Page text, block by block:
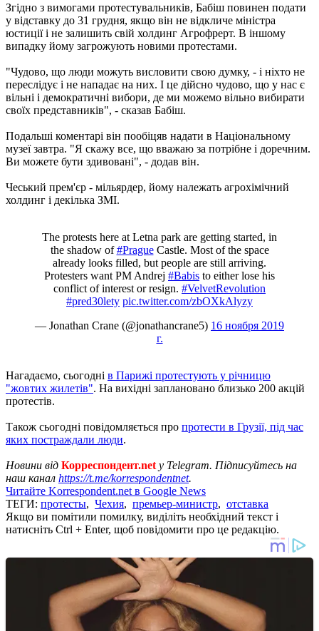
Згідно з вимогами протестувальників, Бабіш повинен подати
у відставку до 31 грудня, якщо він не відкличе міністра
юстиції і не залишить свій холдинг Агрофрерт. В іншому
випадку йому загрожують новими протестами.
"Чудово, що люди можуть висловити свою думку, - і ніхто не
переслідує і не нападає на них. І це дійсно чудово, що у нас є
вільні і демократичні вибори, де ми можемо вільно вибирати
своїх представників", - сказав Бабіш.
Подальші коментарі він пообіцяв надати в Національному
музеї завтра. "Я скажу все, що вважаю за потрібне і доречним.
Ви можете бути здивовані", - додав він.
Чеський прем'єр - мільярдер, йому належать агрохімічний
холдинг і декілька ЗМІ.
The protests here at Letna park are getting started, in
the shadow of#PragueCastle. Most of the space
already looks filled, but people are still arriving.
Protesters want PM Andrej #Babis to either lose his
conflict of interest or resign. #VelvetRevolution
#pred30lety pic.twitter.com/zbOXkAlyzy
— Jonathan Crane (@jonathancrane5) 16 ноября 2019
г.
Нагадаємо, сьогодні в Парижі протестують у річницю
"жовтих жилетів". На вихідні заплановано близько 200 акцій
протестів.
Також сьогодні повідомляється про протести в Грузії, під час
яких постраждали люди.
Новини від Корреспондент.net у Telegram. Підписуйтесь на
наш канал https://t.me/korrespondentnet.
Читайте Korrespondent.net в Google News
ТЕГИ: протесты, Чехия, премьер-министр, отставка
Якщо ви помітили помилку, виділіть необхідний текст і
натисніть Ctrl + Enter, щоб повідомити про це редакцію.